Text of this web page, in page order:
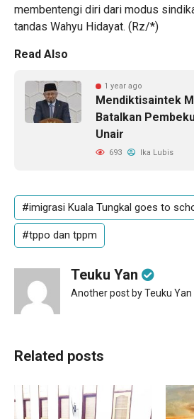
membentengi diri dari modus
tandas Wahyu Hidayat. (Rz/*)
Read Also
1 year ago
Mendiktisaintek
Batalkan
Unair
693 Ika Lubis
#imigrasi Kuala Tungkal goes to
#tppo dan tppm
Teuku Yan
Another post by Teuku Yan
Related posts